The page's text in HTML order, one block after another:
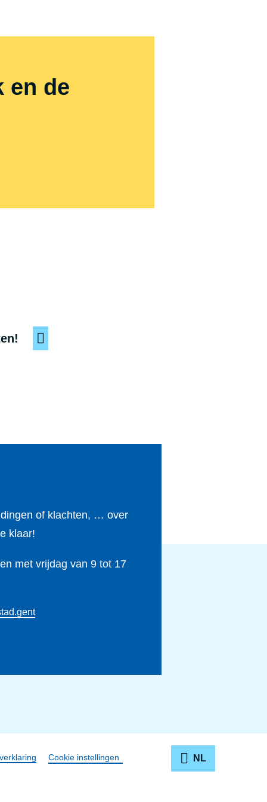
en de
of klachten, … over
klaar!
met vrijdag van 9 tot 17
Cookie instellingen NL